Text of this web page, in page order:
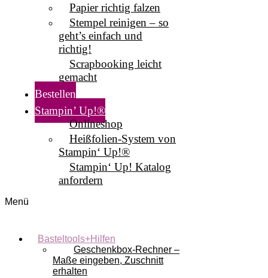
Papier richtig falzen
Stempel reinigen – so
geht’s einfach und
richtig!
Scrapbooking leicht
gemacht
Bestellen
Stampin’ Up!®
Onlineshop
Heißfolien-System von
Stampin‘ Up!®
Stampin‘ Up! Katalog
anfordern
Menü
Basteltools+Hilfen
Geschenkbox-Rechner –
Maße eingeben, Zuschnitt
erhalten